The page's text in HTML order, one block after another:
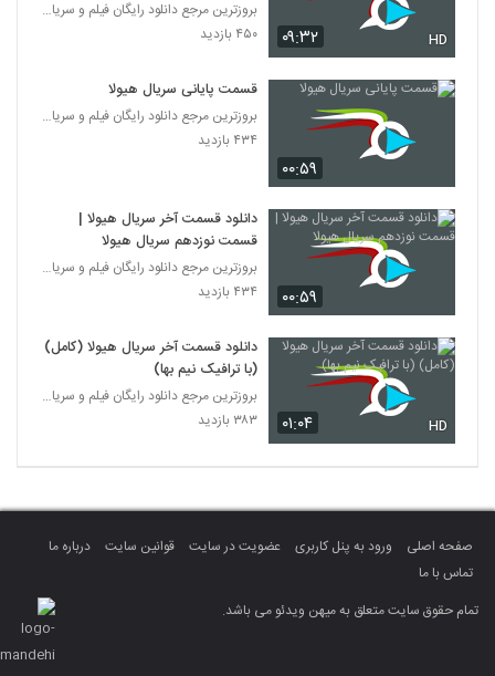
۰۹:۳۲ HD
بروزترین مرجع دانلود رایگان فیلم و سریال ایرانی
۴۵۰ بازدید
۰۰:۵۹
قسمت پایانی سریال هیولا
بروزترین مرجع دانلود رایگان فیلم و سریال ایرانی
۴۳۴ بازدید
۰۰:۵۹
دانلود قسمت آخر سریال هیولا |
قسمت نوزدهم سریال هیولا
بروزترین مرجع دانلود رایگان فیلم و سریال ایرانی
۴۳۴ بازدید
۰۱:۰۴ HD
دانلود قسمت آخر سریال هیولا (کامل)
(با ترافیک نیم بها)
بروزترین مرجع دانلود رایگان فیلم و سریال ایرانی
۳۸۳ بازدید
صفحه اصلی ورود به پنل کاربری عضویت در سایت قوانین سایت
درباره ما
تماس با ما
تمام حقوق سایت متعلق به میهن ویدئو می باشد.